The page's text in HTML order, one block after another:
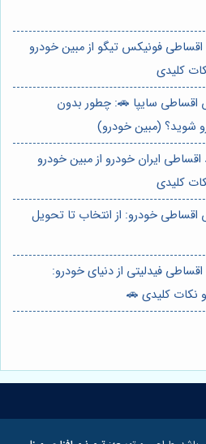
فونیکس تیگو از مبین خودرو
کلیدی
اقساطی سایپا 🚗: چطور بدون
شوید؟ (مبین خودرو)
ایران خودرو از مبین خودرو
کلیدی
اقساطی خودرو: از انتخاب تا تحویل
فیدلیتی از دنیای خودرو:
نکات کلیدی 🚗